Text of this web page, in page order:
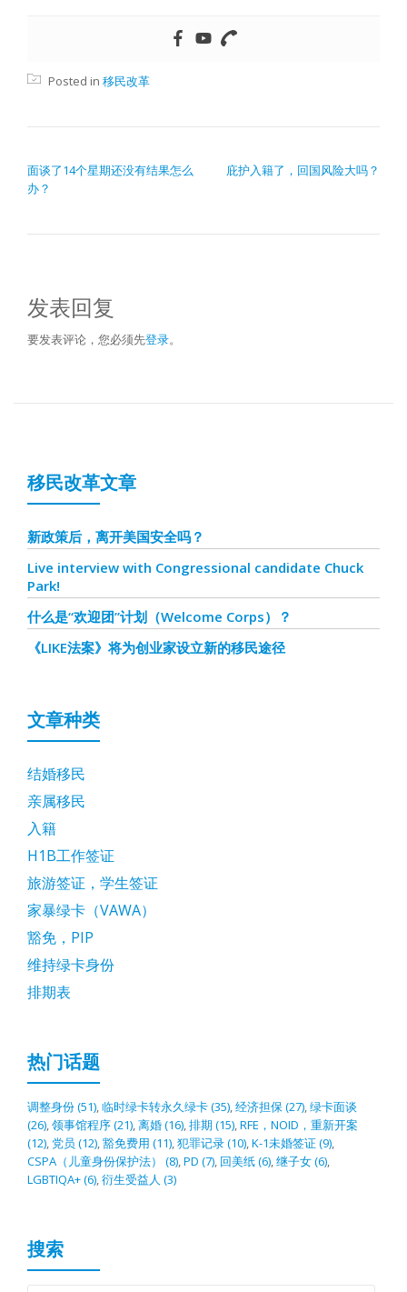
Posted in 移民改革
面谈了14个星期还没有结果怎么
办？
庇护入籍了，回国风险大吗？
发表回复
要发表评论，您必须先登录。
移民改革文章
新政策后，离开美国安全吗？
Live interview with Congressional candidate Chuck
Park!
什么是“欢迎团”计划（Welcome Corps）？
《LIKE法案》将为创业家设立新的移民途径
文章种类
结婚移民
亲属移民
入籍
H1B工作签证
旅游签证，学生签证
家暴绿卡（VAWA）
豁免，PIP
维持绿卡身份
排期表
热门话题
调整身份(51),临时绿卡转永久绿卡(35),经济担保(27),绿卡面谈
(26),领事馆程序(21),离婚(16),排期 (15),RFE，NOID，重新开案
(12), 党员 (12),豁免费用 (11),犯罪记录(10),K-1未婚签证(9),
CSPA（儿童身份保护法）
(8),PD (7), 回美纸(6),继子女(6),
LGBTIQA+(6),衍生受益人 (3)
搜索